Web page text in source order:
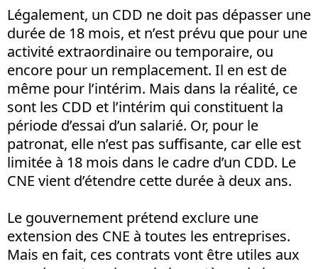
Légalement, un CDD ne doit pas dépasser une
durée de 18 mois, et n’est prévu que pour une
activité extraordinaire ou temporaire, ou
encore pour un remplacement. Il en est de
même pour l’intérim. Mais dans la réalité, ce
sont les CDD et l’intérim qui constituent la
période d’essai d’un salarié. Or, pour le
patronat, elle n’est pas suffisante, car elle est
limitée à 18 mois dans le cadre d’un CDD. Le
CNE vient d’étendre cette durée à deux ans.
Le gouvernement prétend exclure une
extension des CNE à toutes les entreprises.
Mais en fait, ces contrats vont être utiles aux